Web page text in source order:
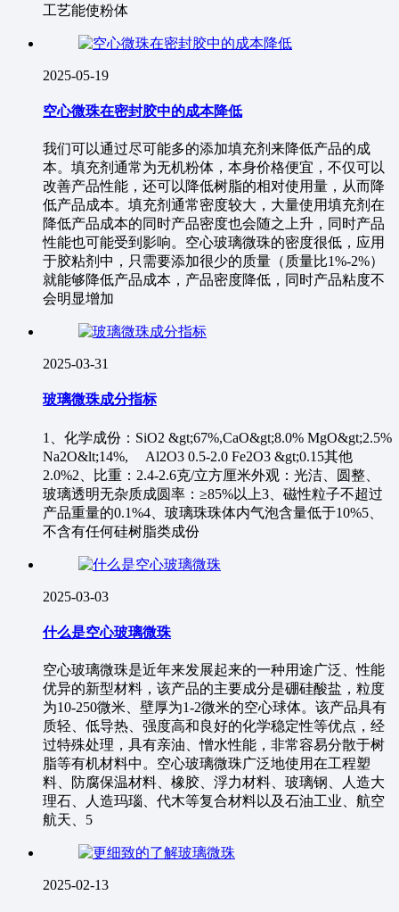
工艺能使粉体
2025-05-19
空心微珠在密封胶中的成本降低
我们可以通过尽可能多的添加填充剂来降低产品的成
本。填充剂通常为无机粉体，本身价格便宜，不仅可以
改善产品性能，还可以降低树脂的相对使用量，从而降
低产品成本。填充剂通常密度较大，大量使用填充剂在
降低产品成本的同时产品密度也会随之上升，同时产品
性能也可能受到影响。空心玻璃微珠的密度很低，应用
于胶粘剂中，只需要添加很少的质量（质量比1%-2%）
就能够降低产品成本，产品密度降低，同时产品粘度不
会明显增加
2025-03-31
玻璃微珠成分指标
1、化学成份：SiO2 &gt;67%,CaO&gt;8.0% MgO&gt;2.5%
Na2O&lt;14%, Al2O3 0.5-2.0 Fe2O3 &gt;0.15其他
2.0%2、比重：2.4-2.6克/立方厘米外观：光洁、圆整、
玻璃透明无杂质成圆率：≥85%以上3、磁性粒子不超过
产品重量的0.1%4、玻璃珠珠体内气泡含量低于10%5、
不含有任何硅树脂类成份
2025-03-03
什么是空心玻璃微珠
空心玻璃微珠是近年来发展起来的一种用途广泛、性能
优异的新型材料，该产品的主要成分是硼硅酸盐，粒度
为10-250微米、壁厚为1-2微米的空心球体。该产品具有
质轻、低导热、强度高和良好的化学稳定性等优点，经
过特殊处理，具有亲油、憎水性能，非常容易分散于树
脂等有机材料中。空心玻璃微珠广泛地使用在工程塑
料、防腐保温材料、橡胶、浮力材料、玻璃钢、人造大
理石、人造玛瑙、代木等复合材料以及石油工业、航空
航天、5
2025-02-13